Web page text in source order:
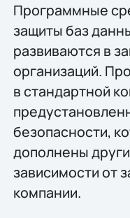
Программные
защиты баз
развиваются в
организаций.
в стандартной
безопасности,
дополнены
зависимости от
компании.